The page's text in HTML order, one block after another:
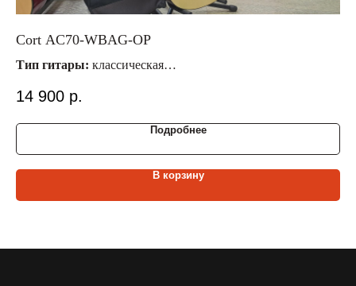
Cort AC70-WBAG-OP
Тип гитары: классическая
Размер гитары:
Материал верх./ниж. деки:ель/красное дерево
14 900 р.
Подробнее
В корзину